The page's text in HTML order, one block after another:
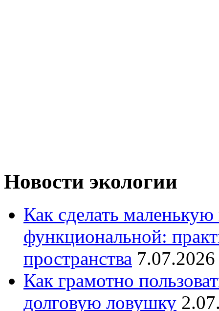
Новости экологии
Как сделать
функциональной:
пространства
Как грамотно
долговую ловушку